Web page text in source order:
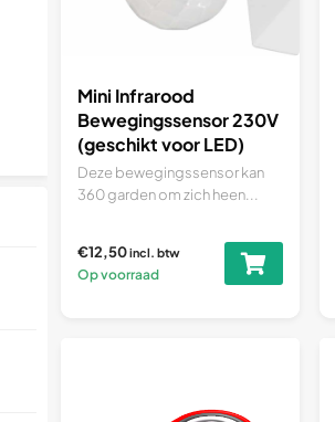
Mini Infrarood
Bewegingssensor 230V
(geschikt voor LED)
Deze bewegingssensor kan
360 garden om zich heen...
€12,50incl. btw
Op voorraad